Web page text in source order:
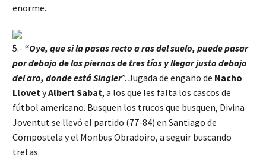
enorme.
5.- “Oye, que si la pasas recto a ras del suelo, puede pasar
por debajo de las piernas de tres tíos y llegar justo debajo
del aro, donde está Singler”. Jugada de engaño de Nacho
Llovet yAlbert Sabat, a los que les falta los cascos de
fútbol americano. Busquen los trucos que busquen, Divina
Joventut se llevó el partido (77-84) en Santiago de
Compostela y el Monbus Obradoiro, a seguir buscando
tretas.